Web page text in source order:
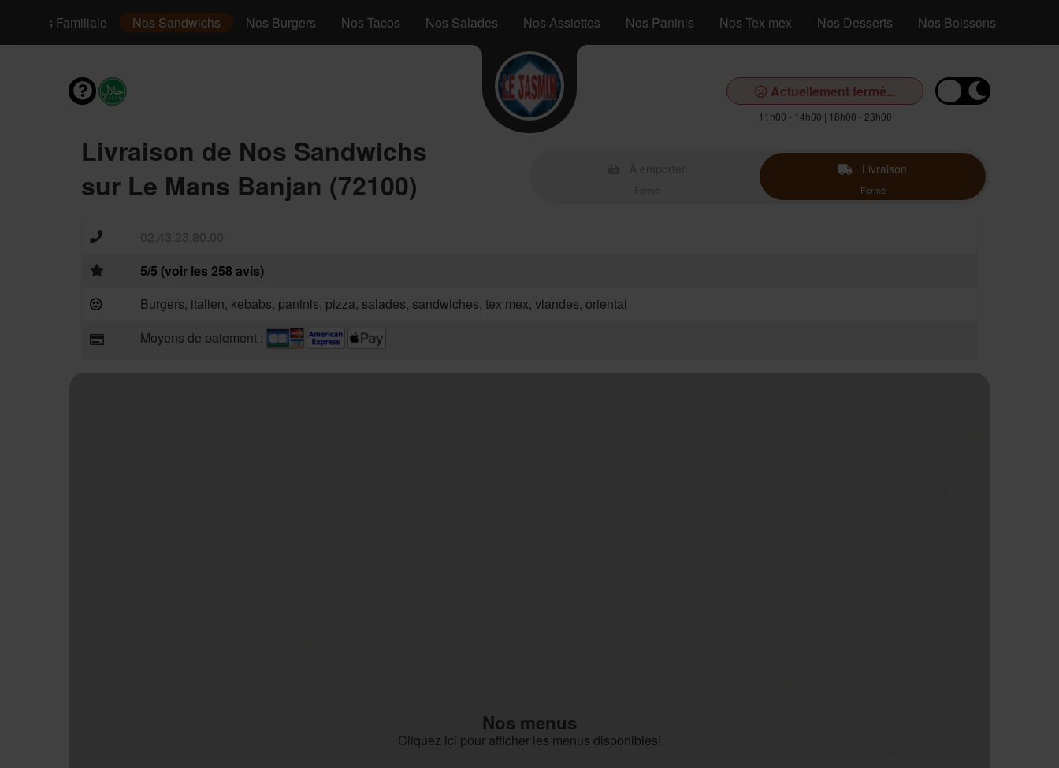
Pizzas Familiale Nos Sandwichs Nos Burgers Nos Tacos Nos Salades Nos Assiettes Nos Paninis Nos Tex mex Nos Desserts Nos Boissons
Actuellement fermé...
11h00 - 14h00 | 18h00 - 23h00
Livraison de Nos Sandwichs
sur Le Mans Banjan (72100)
Livraison
Fermé
02.43.23.80.00
5/5 (voir les 258 avis)
Burgers, italien, kebabs, paninis, pizza, salades, sandwiches, tex mex, viandes, oriental
Moyens de paiement :
Nos menus
Cliquez ici pour afficher les menus disponibles!